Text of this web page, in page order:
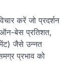
करें जो प्रदर्शन
बेस प्रतिशत,
जैसे उन्नत
प्रभाव को